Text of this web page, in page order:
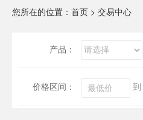
您所在的位置： 首页 > 交易中心
产品：
价格区间： 到